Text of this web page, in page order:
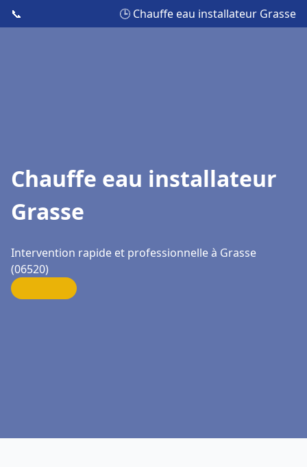
📞 🕒 Chauffe eau installateur Grasse
Chauffe eau installateur
Grasse
Intervention rapide et professionnelle à Grasse
(06520)